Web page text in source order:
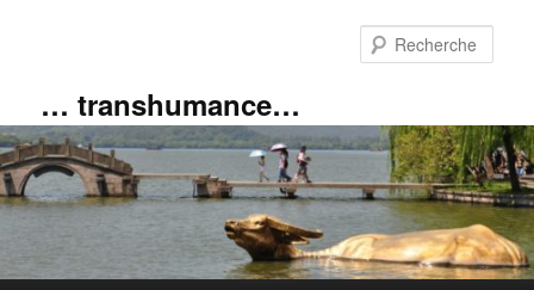
… transhumance…